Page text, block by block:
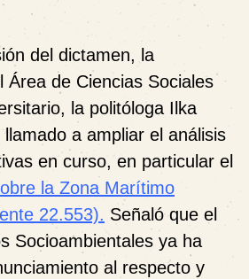
del dictamen, la
Área de Ciencias Sociales
la politóloga Ilka
a ampliar el análisis
en curso, en particular el
la Zona Marítimo
22.553). Señaló que el
Socioambientales ya ha
al respecto y